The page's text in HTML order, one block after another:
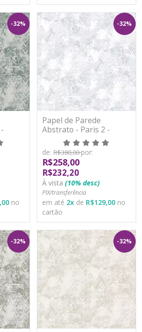
-32%
-
no
-32%
Papel de Parede
Abstrato - Paris 2 -
PA101602R - Vinílico -
TNT
de: R$380,00por:
R$258,00
R$232,20
À vista (10% desc)
PIX/transferência
em até 2x de R$129,00 no
cartão
-32% -32%